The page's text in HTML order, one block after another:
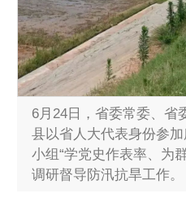
6月24日，省委常委、省
县以省人大代表身份参
小组“学党史作表率、为
调研督导防汛抗旱工作。